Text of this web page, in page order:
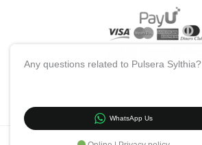
Any questions related to Pulsera Sylthia?
WhatsApp Us